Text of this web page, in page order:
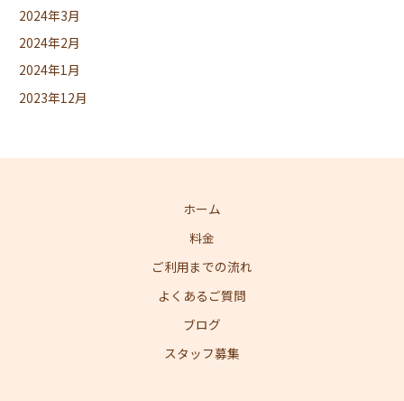
2024年3月
2024年2月
2024年1月
2023年12月
ホーム
料金
ご利用までの流れ
よくあるご質問
ブログ
スタッフ募集